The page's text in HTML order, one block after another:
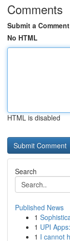
Comments
Submit a Comment
No HTML
HTML is disabled
Search
Published News
1
1 UPI
1 I cannot